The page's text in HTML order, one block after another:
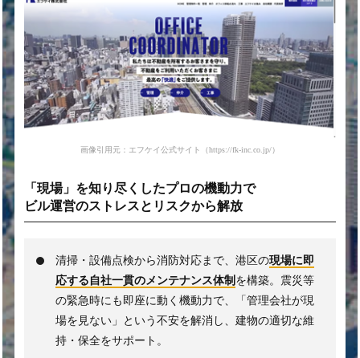
画像引用元：エフケイ公式サイト（https://fk-inc.co.jp/）
「現場」を知り尽くしたプロの機動力で
ビル運営のストレスとリスクから解放
清掃・設備点検から消防対応まで、港区の現場に即
応する自社一貫のメンテナンス体制 を構築。震災等
の緊急時にも即座に動く機動力で、「管理会社が現
場を見ない」という不安を解消し、建物の適切な維
持・保全をサポート。